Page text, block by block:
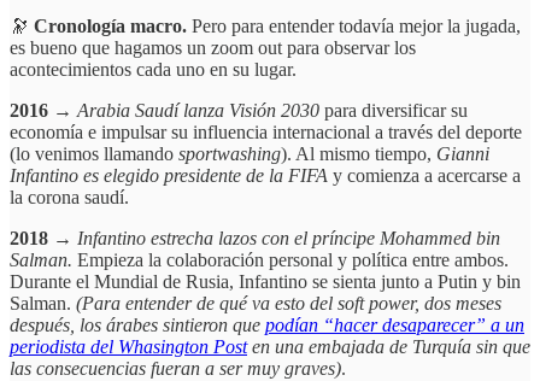
🔭 Cronología macro. Pero para entender todavía mejor la jugada,
es bueno que hagamos un zoom out para observar los
acontecimientos cada uno en su lugar.
2016 → Arabia Saudí lanza Visión 2030 para diversificar su
economía e impulsar su influencia internacional a través del deporte
(lo venimos llamando sportwashing). Al mismo tiempo, Gianni
Infantino es elegido presidente de la FIFA y comienza a acercarse a
la corona saudí.
2018 → Infantino estrecha lazos con el príncipe Mohammed bin
Salman. Empieza la colaboración personal y política entre ambos.
Durante el Mundial de Rusia, Infantino se sienta junto a Putin y bin
Salman. (Para entender de qué va esto del soft power, dos meses
después, los árabes sintieron que podían “hacer desaparecer” a un
periodista del Whasington Posten una embajada de Turquía sin que
las consecuencias fueran a ser muy graves).